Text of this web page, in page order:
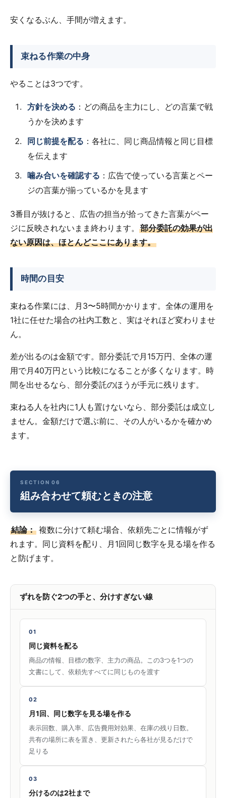
安くなるぶん、手間が増えます。
束ねる作業の中身
やることは3つです。
方針を決める ：どの商品を主力にし、どの言葉で戦
うかを決めます
同じ前提を配る ：各社に、同じ商品情報と同じ目標
を伝えます
噛み合いを確認する ：広告で使っている言葉とペー
ジの言葉が揃っているかを見ます
3番目が抜けると、広告の担当が拾ってきた言葉がペー
ジに反映されないまま終わります。 部分委託の効果が出
ない原因は、ほとんどここにあります。
時間の目安
束ねる作業には、月3〜5時間かかります。全体の運用を
1社に任せた場合の社内工数と、実はそれほど変わりませ
ん。
差が出るのは金額です。部分委託で月15万円、全体の運
用で月40万円という比較になることが多くなります。時
間を出せるなら、部分委託のほうが手元に残ります。
束ねる人を社内に1人も置けないなら、部分委託は成立し
ません。金額だけで選ぶ前に、その人がいるかを確かめ
ます。
組み合わせて頼むときの注意
結論： 複数に分けて頼む場合、依頼先ごとに情報がず
れます。同じ資料を配り、月1回同じ数字を見る場を作る
と防げます。
ずれを防ぐ2つの手と、分けすぎない線
01
同じ資料を配る
商品の情報、目標の数字、主力の商品。この3つを1つの
文書にして、依頼先すべてに同じものを渡す
02
月1回、同じ数字を見る場を作る
表示回数、購入率、広告費用対効果、在庫の残り日数。
共有の場所に表を置き、更新されたら各社が見るだけで
足りる
03
分けるのは2社まで